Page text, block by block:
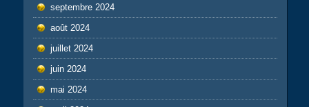
septembre 2024
août 2024
juillet 2024
juin 2024
mai 2024